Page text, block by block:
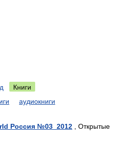
Книги
аудиокниги
Россия №03_2012 , Открытые